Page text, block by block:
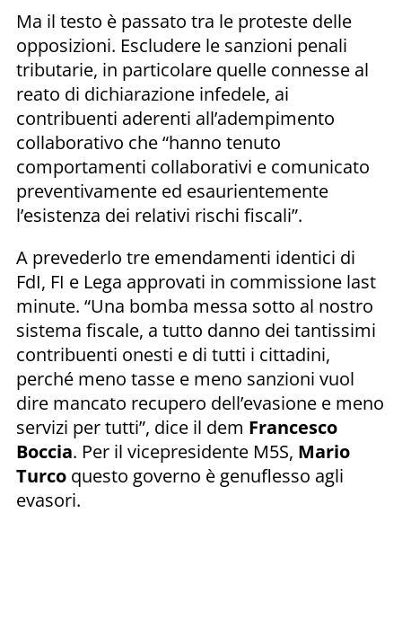
Ma il testo è passato tra le proteste delle
opposizioni. Escludere le sanzioni penali
tributarie, in particolare quelle connesse al
reato di dichiarazione infedele, ai
contribuenti aderenti all’adempimento
collaborativo che “hanno tenuto
comportamenti collaborativi e comunicato
preventivamente ed esaurientemente
l’esistenza dei relativi rischi fiscali”.
A prevederlo tre emendamenti identici di
FdI, FI e Lega approvati in commissione last
minute. “Una bomba messa sotto al nostro
sistema fiscale, a tutto danno dei tantissimi
contribuenti onesti e di tutti i cittadini,
perché meno tasse e meno sanzioni vuol
dire mancato recupero dell’evasione e meno
servizi per tutti”, dice il dem Francesco
Boccia. Per il vicepresidente M5S, Mario
Turco questo governo è genuflesso agli
evasori.